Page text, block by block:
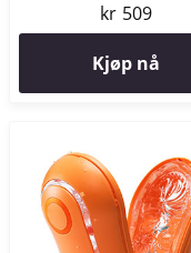
kr 509
Kjøp nå